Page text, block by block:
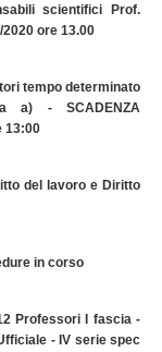
scientifici Prof.
ore 13.00
tempo determinato
a) - SCADENZA
13:00
del lavoro e Diritto
in corso
Professori I fascia -
- IV serie spec